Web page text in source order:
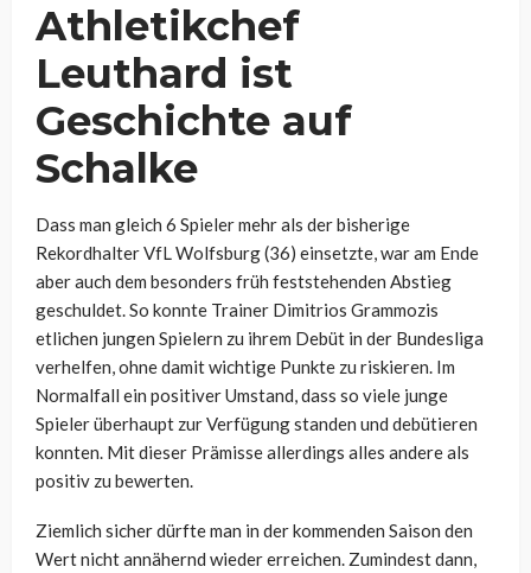
Athletikchef
Leuthard ist
Geschichte auf
Schalke
Dass man gleich 6 Spieler mehr als der bisherige
Rekordhalter VfL Wolfsburg (36) einsetzte, war am Ende
aber auch dem besonders früh feststehenden Abstieg
geschuldet. So konnte Trainer Dimitrios Grammozis
etlichen jungen Spielern zu ihrem Debüt in der Bundesliga
verhelfen, ohne damit wichtige Punkte zu riskieren. Im
Normalfall ein positiver Umstand, dass so viele junge
Spieler überhaupt zur Verfügung standen und debütieren
konnten. Mit dieser Prämisse allerdings alles andere als
positiv zu bewerten.
Ziemlich sicher dürfte man in der kommenden Saison den
Wert nicht annähernd wieder erreichen. Zumindest dann,